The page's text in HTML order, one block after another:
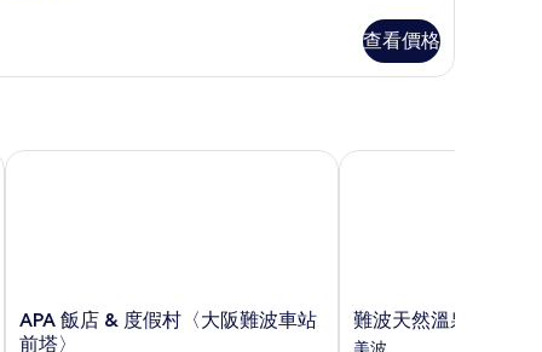
查看價格
APA
飯
APA 飯店 & 度假村〈大阪難波車站
前塔〉
APA 飯店 & 度假村〈大阪難波車站前塔〉
難
波
難波天然溫泉多米頂
難波天然溫泉多米頂級